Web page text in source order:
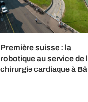
Première suisse : la
robotique au service de
chirurgie cardiaque à